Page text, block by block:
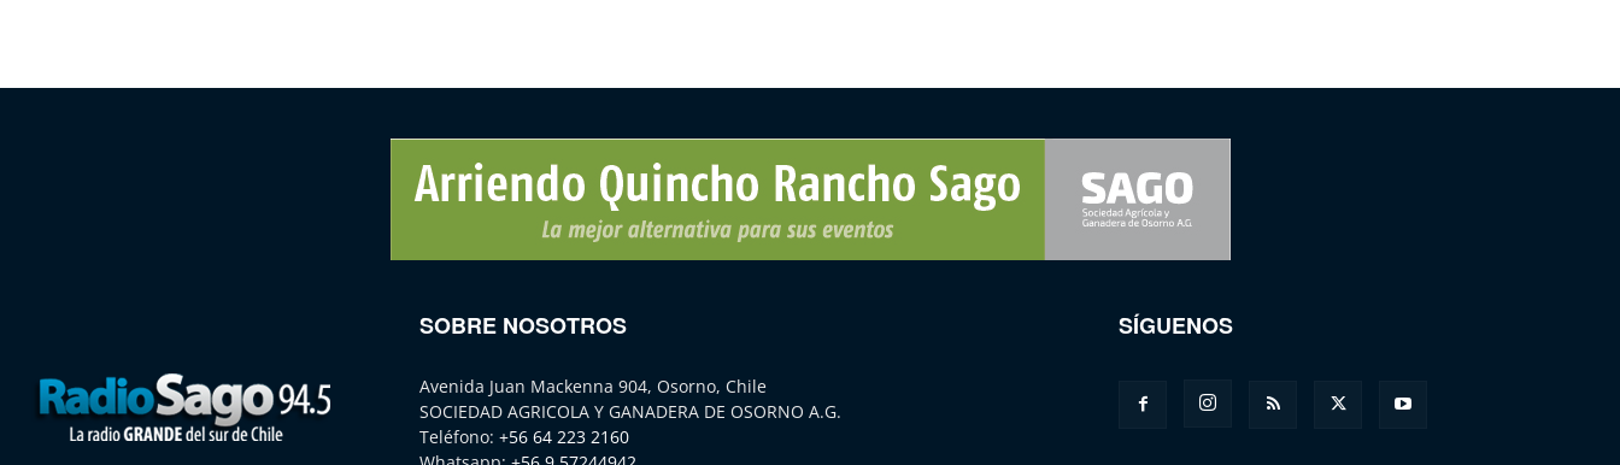
SOBRE NOSOTROS
Avenida Juan Mackenna 904, Osorno, Chile
SOCIEDAD AGRICOLA Y GANADERA DE OSORNO A.G.
Teléfono: +56 64 223 2160
SÍGUENOS